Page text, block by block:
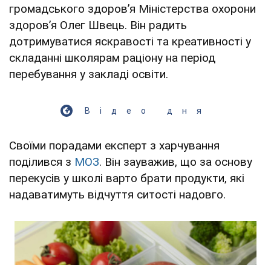
громадського здоровʼя Міністерства охорони
здоровʼя Олег Швець. Він радить
дотримуватися яскравості та креативності у
складанні школярам раціону на період
перебування у закладі освіти.
Відео дня
Своїми порадами експерт з харчування
поділився з МОЗ. Він зауважив, що за основу
перекусів у школі варто брати продукти, які
надаватимуть відчуття ситості надовго.